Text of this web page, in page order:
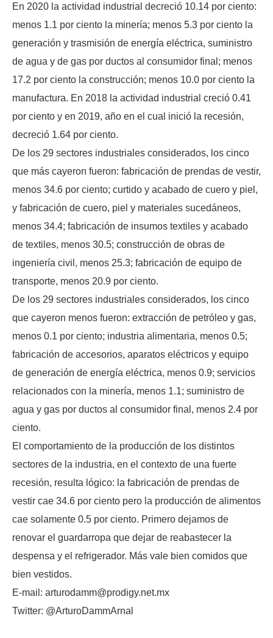
En 2020 la actividad industrial decreció 10.14 por ciento:
menos 1.1 por ciento la minería; menos 5.3 por ciento la
generación y trasmisión de energía eléctrica, suministro
de agua y de gas por ductos al consumidor final; menos
17.2 por ciento la construcción; menos 10.0 por ciento la
manufactura. En 2018 la actividad industrial creció 0.41
por ciento y en 2019, año en el cual inició la recesión,
decreció 1.64 por ciento.
De los 29 sectores industriales considerados, los cinco
que más cayeron fueron: fabricación de prendas de vestir,
menos 34.6 por ciento; curtido y acabado de cuero y piel,
y fabricación de cuero, piel y materiales sucedáneos,
menos 34.4; fabricación de insumos textiles y acabado
de textiles, menos 30.5; construcción de obras de
ingeniería civil, menos 25.3; fabricación de equipo de
transporte, menos 20.9 por ciento.
De los 29 sectores industriales considerados, los cinco
que cayeron menos fueron: extracción de petróleo y gas,
menos 0.1 por ciento; industria alimentaria, menos 0.5;
fabricación de accesorios, aparatos eléctricos y equipo
de generación de energía eléctrica, menos 0.9; servicios
relacionados con la minería, menos 1.1; suministro de
agua y gas por ductos al consumidor final, menos 2.4 por
ciento.
El comportamiento de la producción de los distintos
sectores de la industria, en el contexto de una fuerte
recesión, resulta lógico: la fabricación de prendas de
vestir cae 34.6 por ciento pero la producción de alimentos
cae solamente 0.5 por ciento. Primero dejamos de
renovar el guardarropa que dejar de reabastecer la
despensa y el refrigerador. Más vale bien comidos que
bien vestidos.
E-mail: arturodamm@prodigy.net.mx
Twitter: @ArturoDammArnal